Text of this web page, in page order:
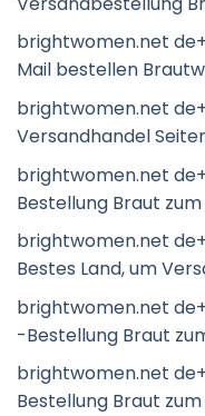
brightwomen.net
Mail bestellen
brightwomen.net
Versandhandel
brightwomen.net
Bestellung Braut
brightwomen.net
Bestes Land, um
brightwomen.net
-Bestellung Braut
brightwomen.net
Bestellung Braut